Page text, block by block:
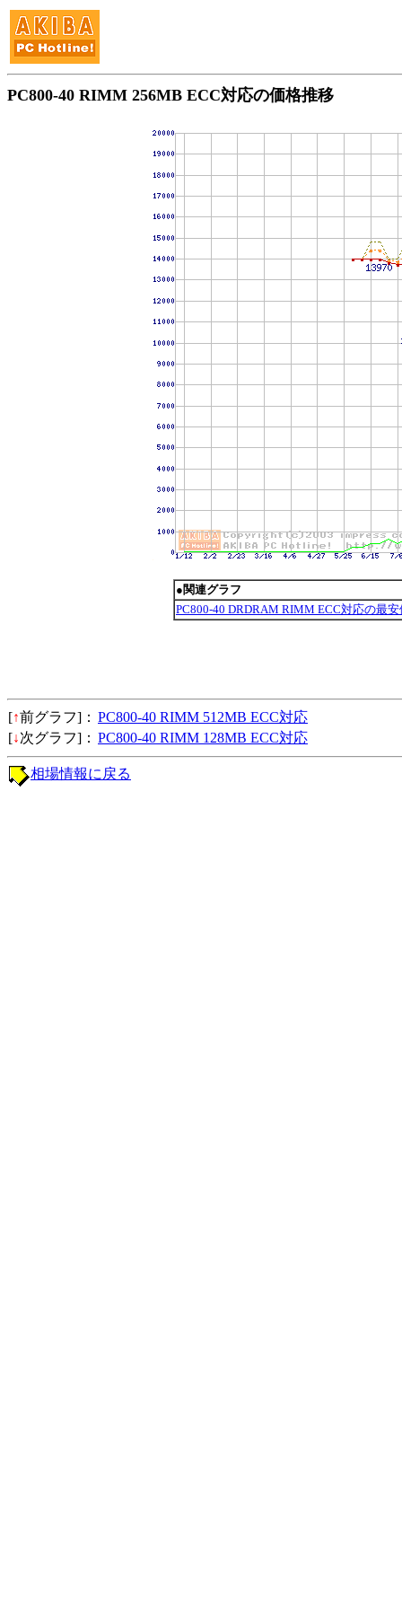
PC800-40 RIMM 256MB ECC対応の価格推移
●関連グラフ
PC800-40 DRDRAM RIMM ECC対応の最
[↑前グラフ]： PC800-40 RIMM 512MB ECC対応
[↓次グラフ]： PC800-40 RIMM 128MB ECC対応
相場情報に戻る